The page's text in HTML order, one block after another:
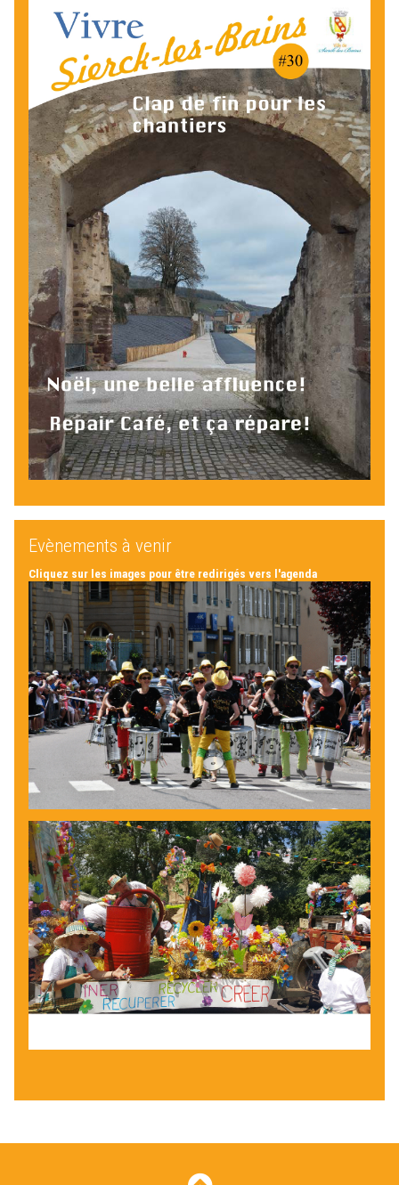
Evènements à venir
Cliquez sur les images pour être redirigés vers l'agenda